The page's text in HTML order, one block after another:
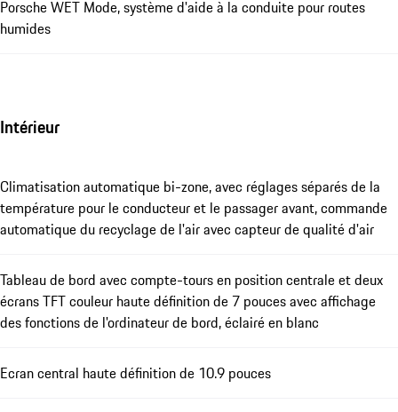
Porsche WET Mode, système d'aide à la conduite pour routes
humides
Intérieur
Climatisation automatique bi-zone, avec réglages séparés de la
température pour le conducteur et le passager avant, commande
automatique du recyclage de l'air avec capteur de qualité d'air
Tableau de bord avec compte-tours en position centrale et deux
écrans TFT couleur haute définition de 7 pouces avec affichage
des fonctions de l'ordinateur de bord, éclairé en blanc
Ecran central haute définition de 10.9 pouces